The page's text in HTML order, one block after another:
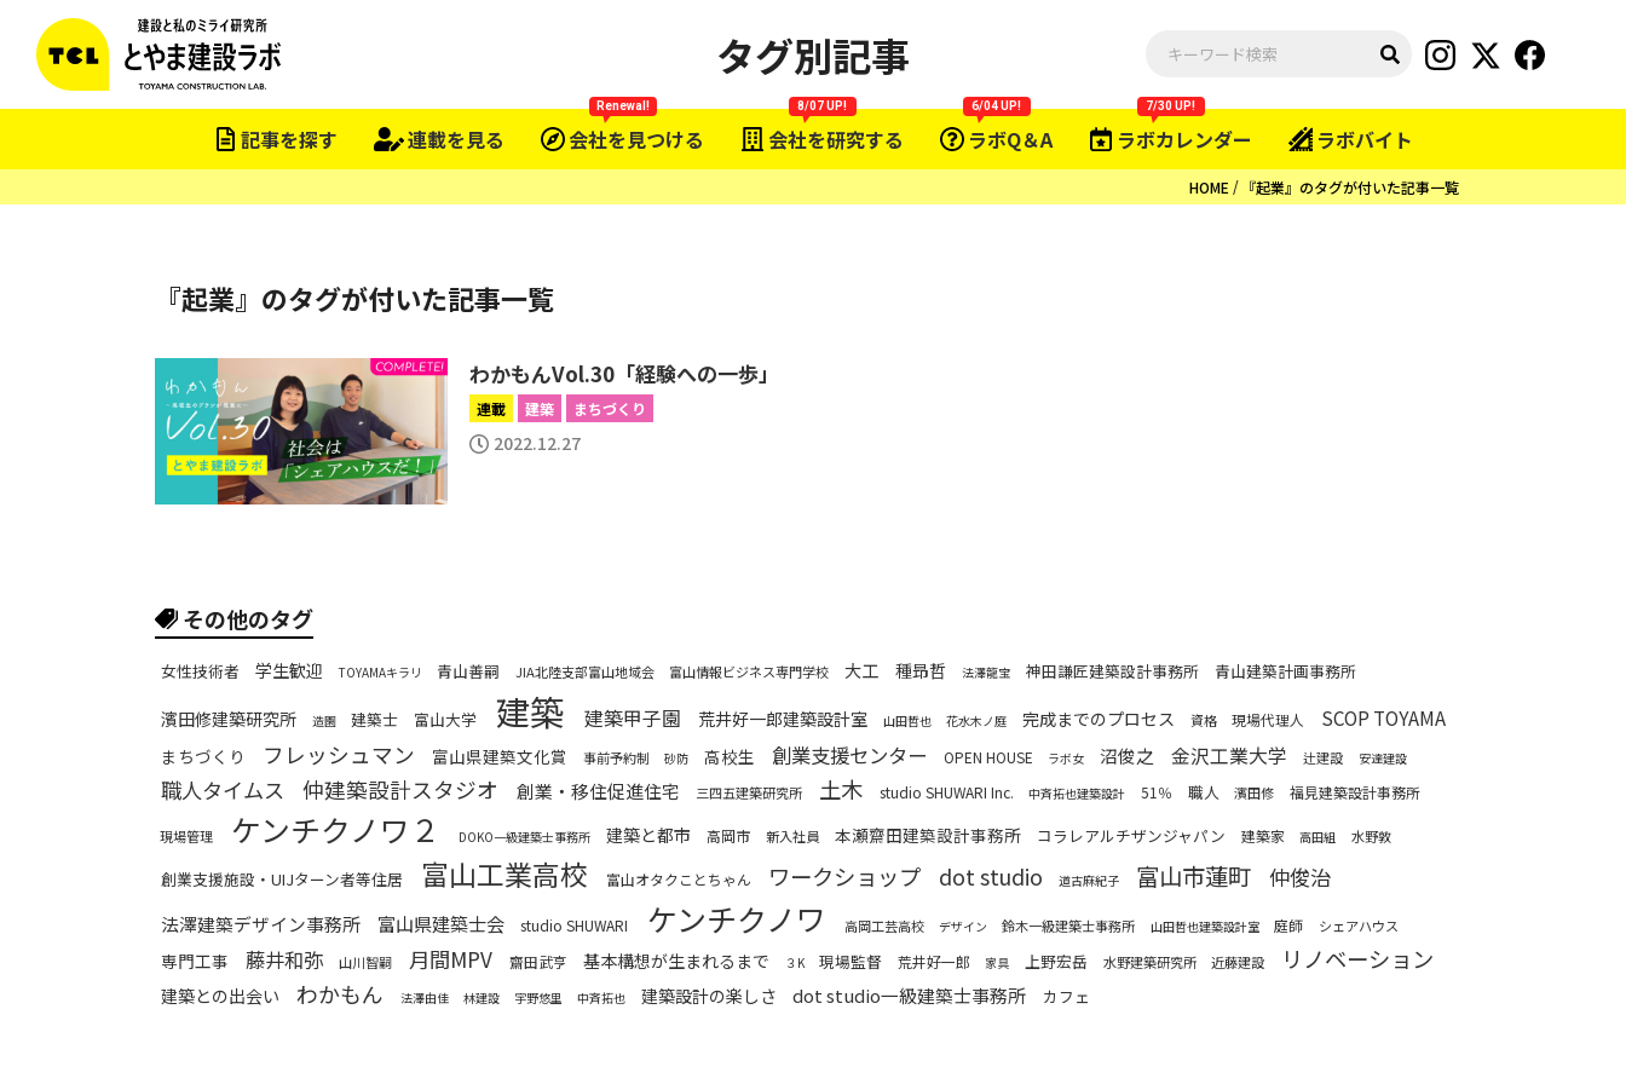
記事を探す 連載を見る 会社を見つける
Renewal!
会社を研究する
8/07 UP!
ラボQ＆A
6/04 UP!
ラボカレンダー
7/30 UP!
ラボバイト
タグ別記事
HOME 『起業』のタグが付いた記事一覧
『起業』のタグが付いた記事一覧
わかもんVol.30「経験への一歩」
連載 建築 まちづくり
2022.12.27
その他のタグ
女性技術者 学生歓迎 TOYAMAキラリ 青山善嗣 JIA北陸支部富山地域会 富山情報ビジネス専門学校 大工 種昻哲 法澤龍宝 神田謙匠建築設計事務所 青山建築計画事務所
濱田修建築研究所 造園 建築士 富山大学 建築 建築甲子園 荒井好一郎建築設計室 山田哲也 花水木ノ庭 完成までのプロセス 資格 現場代理人 SCOP TOYAMA
まちづくり フレッシュマン 富山県建築文化賞 事前予約制 砂防 高校生 創業支援センター OPEN HOUSE ラボ女 沼俊之 金沢工業大学 辻建設 安達建設
職人タイムス 仲建築設計スタジオ 創業・移住促進住宅 三四五建築研究所 土木 studio SHUWARI Inc. 中斉拓也建築設計 51％ 職人 濱田修 福見建築設計事務所
現場管理 ケンチクノワ２ DOKO一級建築士事務所 建築と都市 高岡市 新入社員 本瀬齋田建築設計事務所 コラレアルチザンジャパン 建築家 高田組 水野敦
創業支援施設・UIJターン者等住居 富山工業高校 富山オタクことちゃん ワークショップ dot studio 道古麻紀子 富山市蓮町 仲俊治
法澤建築デザイン事務所 富山県建築士会 studio SHUWARI ケンチクノワ 高岡工芸高校 デザイン 鈴木一級建築士事務所 山田哲也建築設計室 庭師 シェアハウス
専門工事 藤井和弥 山川智嗣 月間MPV 齋田武亨 基本構想が生まれるまで ３K 現場監督 荒井好一郎 家具 上野宏岳 水野建築研究所 近藤建設 リノベーション
建築との出会い わかもん 法澤由佳 林建設 宇野悠里 中斉拓也 建築設計の楽しさ dot studio一級建築士事務所 カフェ